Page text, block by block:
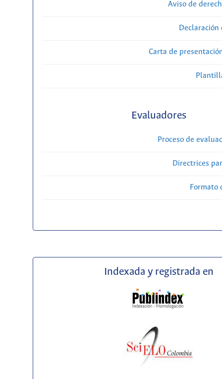
Aviso de
Carta de
Evaluadores
Proceso de
Directrices
Formato
Indexada y registrada en